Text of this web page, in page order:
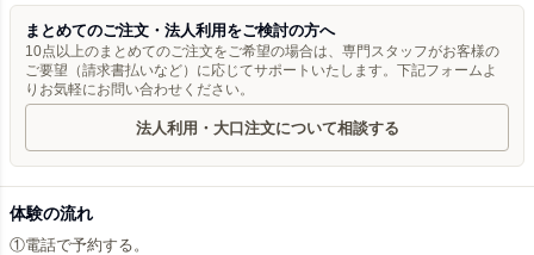
まとめてのご注文・法人利用をご検討の方へ
10点以上のまとめてのご注文をご希望の場合は、専門スタッフがお客様の
ご要望（請求書払いなど）に応じてサポートいたします。下記フォームよ
りお気軽にお問い合わせください。
法人利用・大口注文について相談する
体験の流れ
①電話で予約する。